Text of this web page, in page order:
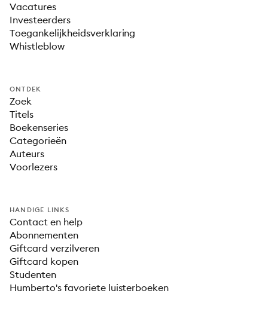
Vacatures
Investeerders
Toegankelijkheidsverklaring
Whistleblow
ONTDEK
Zoek
Titels
Boekenseries
Categorieën
Auteurs
Voorlezers
HANDIGE LINKS
Contact en help
Abonnementen
Giftcard verzilveren
Giftcard kopen
Studenten
Humberto's favoriete luisterboeken